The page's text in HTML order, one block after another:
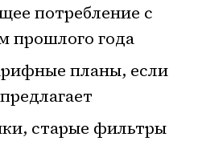
потребление с
прошлого года
планы, если
старые фильтры